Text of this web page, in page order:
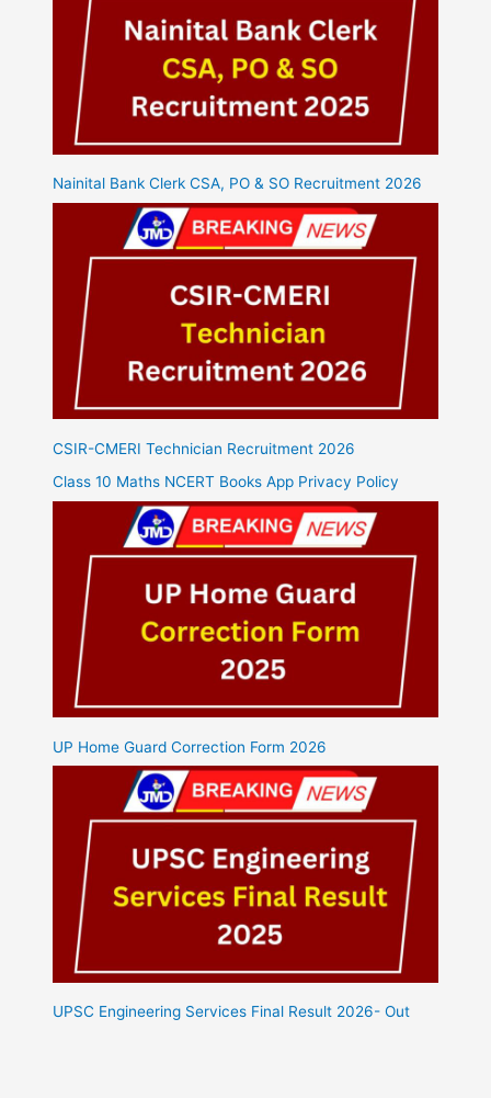
Nainital Bank Clerk CSA, PO & SO Recruitment 2026
CSIR-CMERI Technician Recruitment 2026
Class 10 Maths NCERT Books App Privacy Policy
UP Home Guard Correction Form 2026
UPSC Engineering Services Final Result 2026- Out